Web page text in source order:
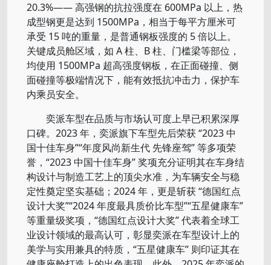
20.3%—— 高强钢的抗拉强度在 600MPa 以上，热
成型钢更是达到 1500MPa，相当于每平方厘米可
承受 15 吨的重量，是普通钢板强度的 5 倍以上。
关键成员舱区域，如 A 柱、B 柱、门槛梁等部位，
均使用 1500MPa 超高强度钢板，在正面碰撞、侧
面碰撞等极端情况下，能有效抵抗冲击力，保护车
内乘员安全。
奕派车型在品质与市场认可度上早已积累深厚
口碑。2023 年，奕派旗下车型先后荣获 “2023 中
国十佳车身”“年度风尚新生代 先锋座驾” 等多项荣
誉，“2023 中国十佳车身” 奖项充分证明其在车身结
构设计与制造工艺上的顶尖水准，为车辆安全与稳
定性奠定坚实基础；2024 年，更是斩获 “德国红点
设计大奖”“2024 年度最具质价比车型”“五星健康车”
等重量级奖项，“德国红点设计大奖” 代表着全球工
业设计领域的最高认可，彰显奕派在车型设计上的
美学与实用兼具的特质，“五星健康车” 则印证其在